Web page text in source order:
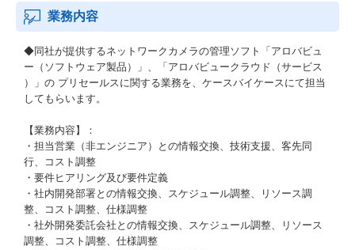
業務内容
◆同社が提供するネットワークカメラの管理ソフト「アロバビュ
ー（ソフトウェア製品）」、「アロバビュークラウド（サービス
）」の プリセールスに関する業務を、ケースバイケースにて担当
してもらいます。
【業務内容】：
・担当営業（非エンジニア）との情報交換、技術支援、客先同
行、コスト調整
・要件ヒアリング及び要件定義
・社内開発部署との情報交換、スケジュール調整、リソース調
整、コスト調整、仕様調整
・社外開発委託会社との情報交換、スケジュール調整、リソース
調整、コスト調整、仕様調整